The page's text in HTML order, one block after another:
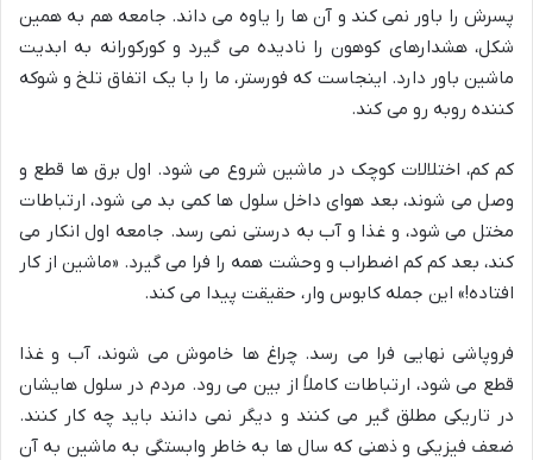
پسرش را باور نمی کند و آن ها را یاوه می داند. جامعه هم به همین
شکل، هشدارهای کوهون را نادیده می گیرد و کورکورانه به ابدیت
ماشین باور دارد. اینجاست که فورستر، ما را با یک اتفاق تلخ و شوکه
کننده روبه رو می کند.
کم کم، اختلالات کوچک در ماشین شروع می شود. اول برق ها قطع و
وصل می شوند، بعد هوای داخل سلول ها کمی بد می شود، ارتباطات
مختل می شود، و غذا و آب به درستی نمی رسد. جامعه اول انکار می
کند، بعد کم کم اضطراب و وحشت همه را فرا می گیرد. «ماشین از کار
افتاده!» این جمله کابوس وار، حقیقت پیدا می کند.
فروپاشی نهایی فرا می رسد. چراغ ها خاموش می شوند، آب و غذا
قطع می شود، ارتباطات کاملاً از بین می رود. مردم در سلول هایشان
در تاریکی مطلق گیر می کنند و دیگر نمی دانند باید چه کار کنند.
ضعف فیزیکی و ذهنی که سال ها به خاطر وابستگی به ماشین به آن